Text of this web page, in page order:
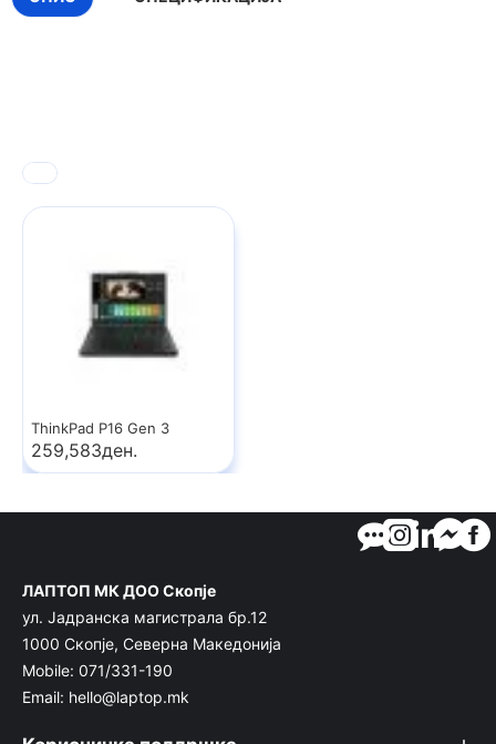
ThinkPad P16 Gen 3
259,583ден.
ЛАПТОП МК ДОО Скопје
ул. Јадранска магистрала бр.12
1000 Скопје, Северна Македонија
Mobile: 071/331-190
Email: hello@laptop.mk